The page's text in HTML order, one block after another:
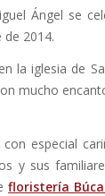
Ángel se
2014.
la iglesia de
mucho
especial
y sus
floristería